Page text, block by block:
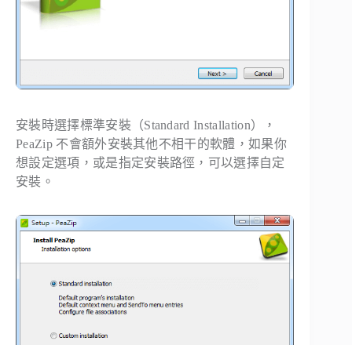
安裝時選擇標準安裝（Standard Installation），
PeaZip 不會額外安裝其他不相干的軟體，如果你
想設定選項，或是指定安裝路徑，可以選擇自定
安裝。